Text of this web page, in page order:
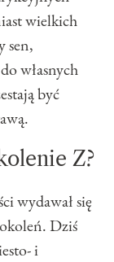
wielkich
sen,
własnych
być
Z?
wydawał się
Dziś
i